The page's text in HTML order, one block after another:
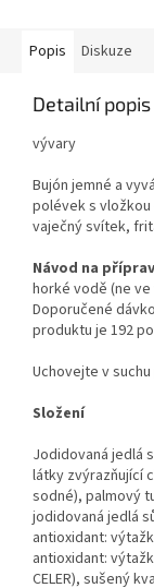
Popis Diskuze
Detailní
vývary
Bujón jemné a
polévek s
vaječný svítek,
Návod na
horké vodě (ne
Doporučené
produktu je 192
Uchovejte v
Složení
Jodidovaná jedlá
látky zvýrazňující
sodné), palmový
jodidovaná jedlá
antioxidant:
antioxidant:
CELER), sušený